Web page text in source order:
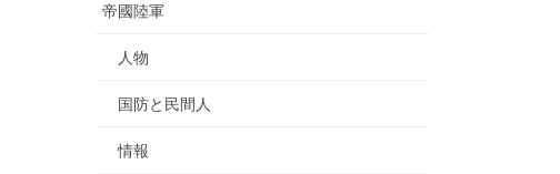
帝國陸軍
人物
国防と民間人
情報